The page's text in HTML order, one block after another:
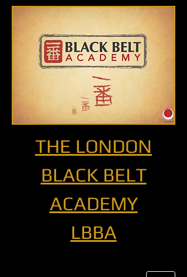
THE LONDON
BLACK BELT
ACADEMY
LBBA